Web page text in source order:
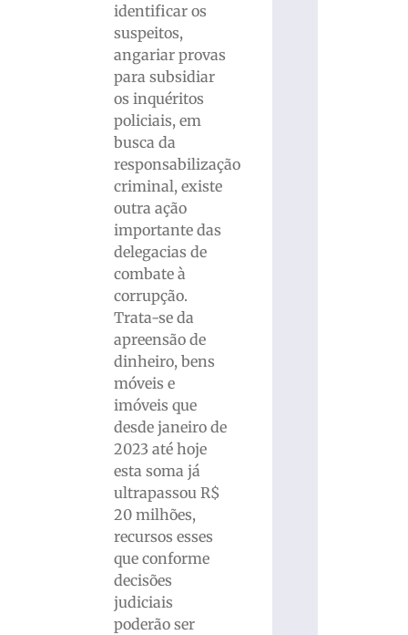
identificar os
suspeitos,
angariar provas
para subsidiar
os inquéritos
policiais, em
busca da
responsabilização
criminal, existe
outra ação
importante das
delegacias de
combate à
corrupção.
Trata-se da
apreensão de
dinheiro, bens
móveis e
imóveis que
desde janeiro de
2023 até hoje
esta soma já
ultrapassou R$
20 milhões,
recursos esses
que conforme
decisões
judiciais
poderão ser